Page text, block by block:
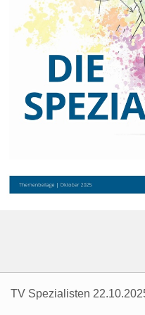
TV Spezialisten